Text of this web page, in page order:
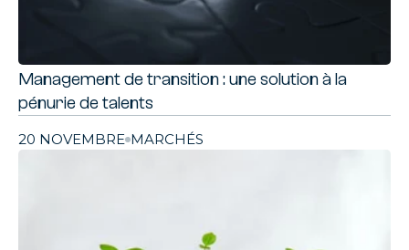
Management de transition : une solution à la
pénurie de talents
20 NOVEMBRE MARCHÉS